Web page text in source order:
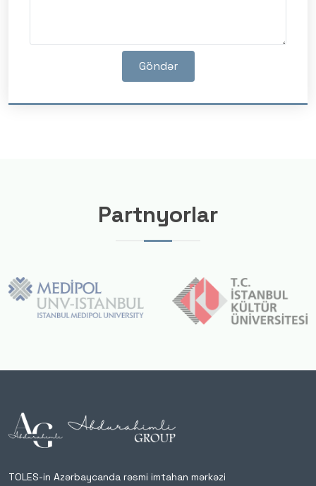
Göndər
Partnyorlar
TOLES-in Azərbaycanda rəsmi imtahan mərkəzi